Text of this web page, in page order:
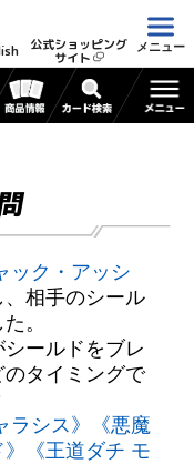
公式ショッピング
サイト
メニュー
ック・アッシ
、相手のシール
。
シールドをブレ
タイミングで
ラシス》
《悪魔
《王道ダチ モ